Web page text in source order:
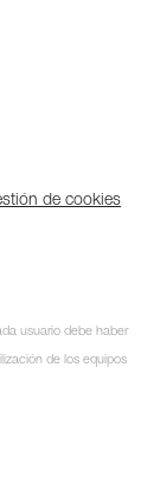
de cookies
usuario debe haber
de los equipos